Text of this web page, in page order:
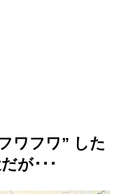
ワフワ” した
が･･･